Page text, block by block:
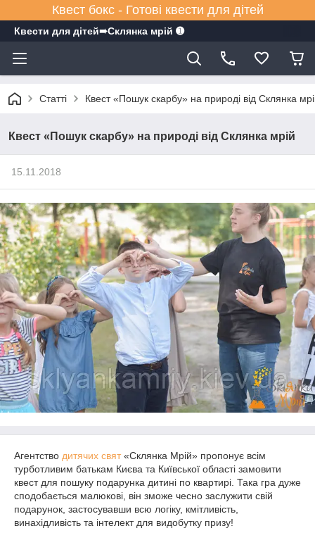
Квест бокс - Готові квести для дітей
Квести для дітей➠Склянка мрiй ➊
Статті Квест «Пошук скарбу» на природі від Склянка
Квест «Пошук скарбу» на природі від Склянка мрій
15.11.2018
Агентство дитячих свят«Склянка Мрій» пропонує всім
турботливим батькам Києва та Київської області замовити
квест для пошуку подарунка дитині по квартирі. Така гра дуже
сподобається малюкові, він зможе чесно заслужити свій
подарунок, застосувавши всю логіку, кмітливість,
винахідливість та інтелект для видобутку призу!